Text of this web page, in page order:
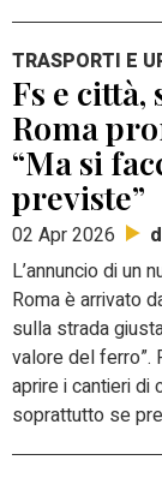
TRASPORTI E
Fs e città,
Roma
“Ma si
previste”
02 Apr 2026
L’annuncio di un
Roma è arrivato
sulla strada
valore del ferro”.
aprire i cantieri di
soprattutto se